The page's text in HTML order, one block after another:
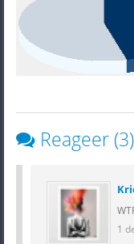
Reageer (3)
1